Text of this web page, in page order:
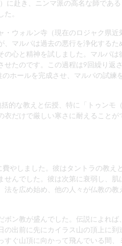
に赴き、ニンマ派の高名な師である
。
ウォルン寺（現在のロジャク県近
マルパは過去の悪行を浄化するた
心と精神を試しました。マルパは
たのです。この過程は9回繰り返
ホールを完成させ、マルパの試練
的な教えと伝授、特に「トゥンモ
だけで厳しい寒さに耐えることが
やしました。彼はタントラの教え
んでした。彼は次第に衰弱し、肌
を広め始め、他の人々が仏教の教
ン教が盛んでした。伝説によれば
出前に先にカイラス山の頂上に到
ぐ山頂に向かって飛んでいる間、